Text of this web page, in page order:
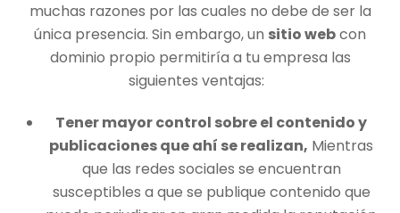
muchas razones por las cuales no debe de ser la
única presencia. Sin embargo, un sitio webcon
dominio propio permitiría a tu empresa las
siguientes ventajas:
Tener mayor control sobre el contenido y
publicaciones que ahí se realizan, Mientras
que las redes sociales se encuentran
susceptibles a que se publique contenido que